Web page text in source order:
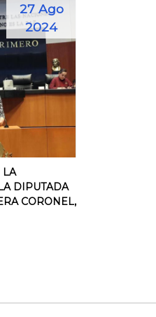
27 Ago
2024
LA
DIPUTADA
CORONEL,